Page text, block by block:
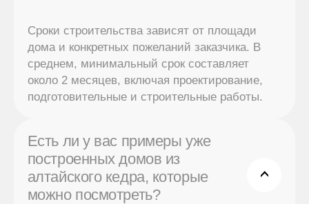
Сроки строительства зависят от площади
дома и конкретных пожеланий заказчика. В
среднем, минимальный срок составляет
около 2 месяцев, включая проектирование,
подготовительные и строительные работы.
Есть ли у вас примеры уже
построенных домов из
алтайского кедра, которые
можно посмотреть?